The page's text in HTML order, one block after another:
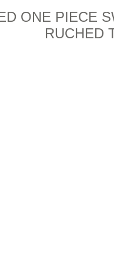
ONE PIECE
RUCHED